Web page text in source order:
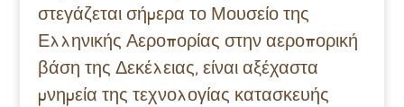
στεγάζεται σήμερα το Μουσείο της
Ελληνικής Αεροπορίας στην αεροπορική
βάση της Δεκέλειας, είναι αξέχαστα
μνημεία της τεχνολογίας κατασκευής